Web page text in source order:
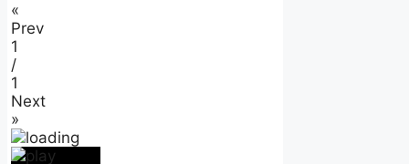
«
Prev
1
/
1
Next
»